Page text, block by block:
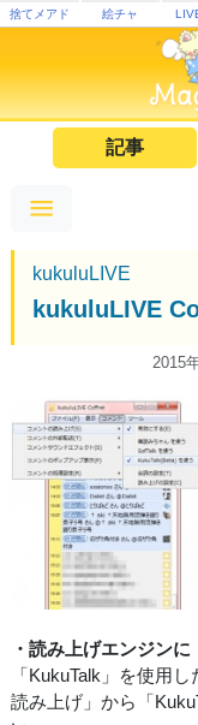
捨てメアド 絵チャ
記事
kukuluLIVE
kukuluLIVE
2015
・読み上げエンジン
「KukuTalk」を使用
読み上げ」から「